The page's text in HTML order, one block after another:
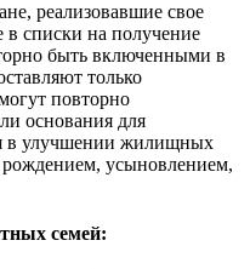
реализовавшие свое
в списки на получение
быть включенными в
только
повторно
основания для
в улучшении жилищных
рождением, усыновлением,
семей: